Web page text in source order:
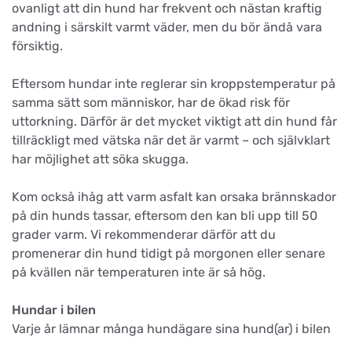
ovanligt att din hund har frekvent och nästan kraftig
andning i särskilt varmt väder, men du bör ändå vara
försiktig.
Eftersom hundar inte reglerar sin kroppstemperatur på
samma sätt som människor, har de ökad risk för
uttorkning. Därför är det mycket viktigt att din hund får
tillräckligt med vätska när det är varmt – och självklart
har möjlighet att söka skugga.
Kom också ihåg att varm asfalt kan orsaka brännskador
på din hunds tassar, eftersom den kan bli upp till 50
grader varm. Vi rekommenderar därför att du
promenerar din hund tidigt på morgonen eller senare
på kvällen när temperaturen inte är så hög.
Hundar i bilen
Varje år lämnar många hundägare sina hund(ar) i bilen